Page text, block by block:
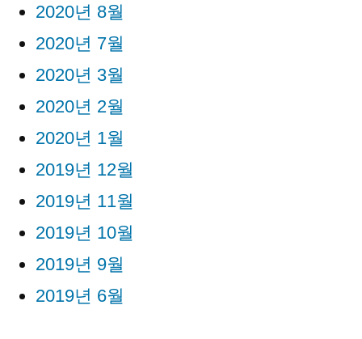
2020년 8월
2020년 7월
2020년 3월
2020년 2월
2020년 1월
2019년 12월
2019년 11월
2019년 10월
2019년 9월
2019년 6월